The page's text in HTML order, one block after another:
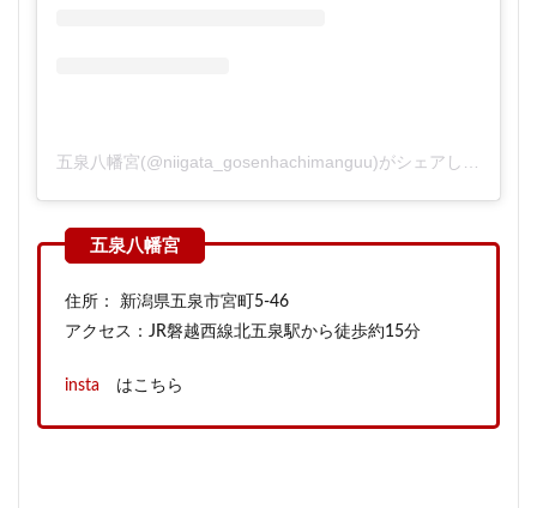
住所： 新潟県五泉市宮町5‐46
アクセス：JR磐越西線北五泉駅から徒歩約15分
insta はこちら